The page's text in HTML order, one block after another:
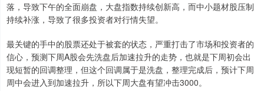
落，导致下午的全面崩盘，大盘指数持续创新高，而中小题材股压制
持续补涨，导致了很多投资者对行情失望。
最关键的手中的股票还处于被套的状态，严重打击了市场和投资者的
信心，预测下周A股会先洗盘后加速拉升的走势，也就是下周初会出
现短暂的回调整理，但这个回调属于是洗盘，整理完成后，预计下周
周中会进入到加速拉升，所以下周大盘有望冲击3000。